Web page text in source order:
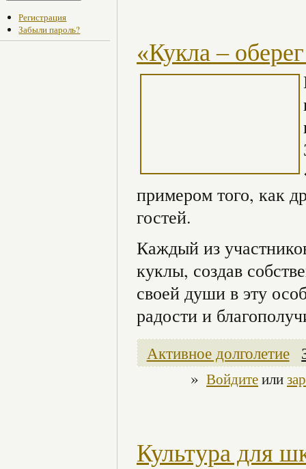
Регистрация
Забыли пароль?
«Кукла –
примером того, как
гостей.
Каждый из
куклы, создав
своей души в эту
радости и
Активное долголетие
» Войдитеили
Культура для